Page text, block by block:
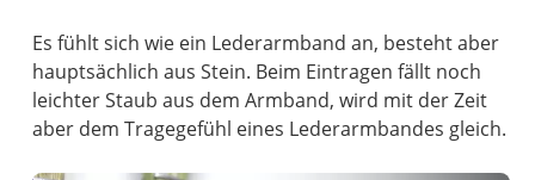
Es fühlt sich wie ein Lederarmband an, besteht aber
hauptsächlich aus Stein. Beim Eintragen fällt noch
leichter Staub aus dem Armband, wird mit der Zeit
aber dem Tragegefühl eines Lederarmbandes gleich.